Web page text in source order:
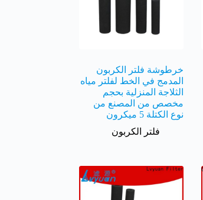
خرطوشة فلتر الكربون
المدمج في الخط لفلتر مياه
الثلاجة المنزلية بحجم
مخصص من المصنع من
نوع الكتلة 5 ميكرون
فلتر الكربون